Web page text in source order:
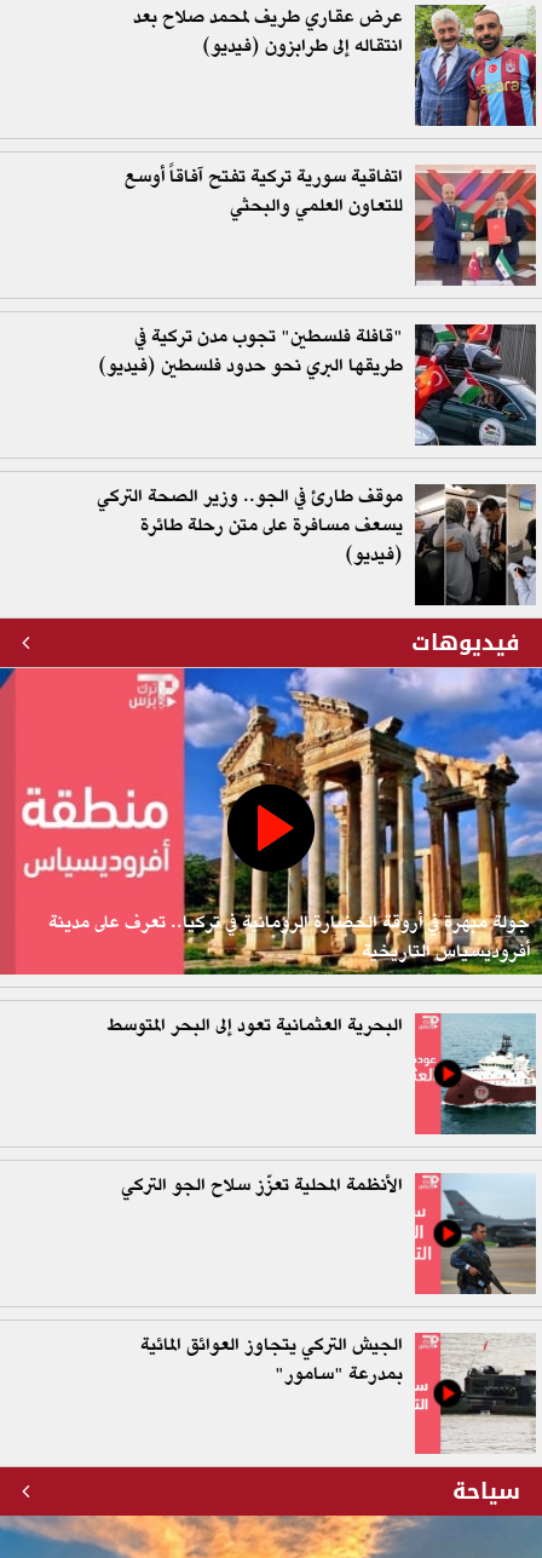
عرض عقاري طريف لمحمد صلاح بعد
انتقاله إلى طرابزون (فيديو)
اتفاقية سورية تركية تفتح آفاقاً أوسع
للتعاون العلمي والبحثي
"قافلة فلسطين" تجوب مدن تركية في
طريقها البري نحو حدود فلسطين (فيديو)
موقف طارئ في الجو.. وزير الصحة التركي
يسعف مسافرة على متن رحلة طائرة
(فيديو)
فيديوهات
جولة مبهرة في أروقة الحضارة الرومانية في تركيا.. تعرف على مدينة
أفروديسياس التاريخية
البحرية العثمانية تعود إلى البحر المتوسط
الأنظمة المحلية تعزّز سلاح الجو التركي
الجيش التركي يتجاوز العوائق المائية
بمدرعة "سامور"
سياحة